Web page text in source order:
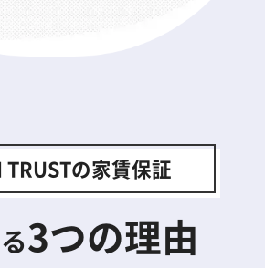
TRUSTの家賃保証
3つの理由